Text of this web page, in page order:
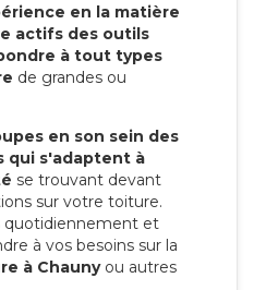
en la matière
actifs des outils
à tout types
de grandes ou
en son sein des
qui s'adaptent à
se trouvant devant
sur votre toiture.
quotidiennement et
à vos besoins sur la
à Chaunyou autres